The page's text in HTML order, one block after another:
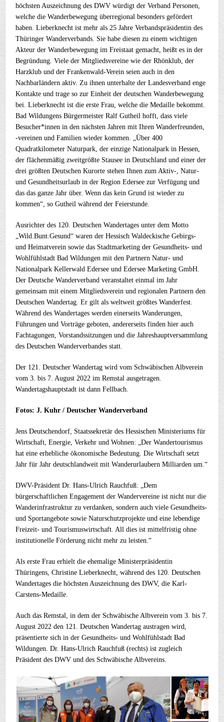
höchsten Auszeichnung des DWV würdigt der Verband Personen,
welche die Wanderbewegung überregional besonders gefördert
haben. Lieberknecht ist mehr als 25 Jahre Verbandspräsidentin des
Thüringer Wanderverbands. Sie habe diesen zu einem wichtigen
Akteur der Wanderbewegung im Freistaat gemacht, heißt es in der
Begründung. Viele der Mitgliedsvereine wie der Rhönklub, der
Harzklub und der Frankenwald-Verein seien auch in den
Nachbarländern aktiv. Zu ihnen unterhalte der Landesverband enge
Kontakte und trage so zur Einheit der deutschen Wanderbewegung
bei. Lieberknecht ist die erste Frau, welche die Medaille bekommt.
Bad Wildungens Bürgermeister Ralf Gutheil hofft, dass viele
Besucher*innen in den nächsten Jahren mit Ihren Wanderfreunden,
-vereinen und Familien wieder kommen. „Über 400
Quadratkilometer Naturpark, der einzige Nationalpark in Hessen,
der flächenmäßig zweitgrößte Stausee in Deutschland und einer der
drei größten Deutschen Kurorte stehen Ihnen zum Aktiv-, Natur-
und Gesundheitsurlaub in der Region Edersee zur Verfügung und
das das ganze Jahr über. Wenn das kein Grund ist wieder zu
kommen“, so Gutheil während der Feierstunde.
Ausrichter des 120. Deutschen Wandertages unter dem Motto
„Wild.Bunt.Gesund“ waren der Hessisch Waldeckische Gebirgs-
und Heimatverein sowie das Stadtmarketing der Gesundheits- und
Wohlfühlstadt Bad Wildungen mit den Partnern Natur- und
Nationalpark Kellerwald Edersee und Edersee Marketing GmbH.
Der Deutsche Wanderverband veranstaltet einmal im Jahr
gemeinsam mit einem Mitgliedsverein und regionalen Partnern den
Deutschen Wandertag. Er gilt als weltweit größtes Wanderfest.
Während des Wandertages werden einerseits Wanderungen,
Führungen und Vorträge geboten, andererseits finden hier auch
Fachtagungen, Vorstandssitzungen und die Jahreshauptversammlung
des Deutschen Wanderverbandes statt.
Der 121. Deutscher Wandertag wird vom Schwäbischen Albverein
vom 3. bis 7. August 2022 im Remstal ausgetragen.
Wandertagshauptstadt ist dann Fellbach.
Fotos: J. Kuhr / Deutscher Wanderverband
Jens Deutschendorf, Staatssekretär des Hessischen Ministeriums für
Wirtschaft, Energie, Verkehr und Wohnen: „Der Wandertourismus
hat eine erhebliche ökonomische Bedeutung. Die Wirtschaft setzt
Jahr für Jahr deutschlandweit mit Wanderurlaubern Milliarden um.“
DWV-Präsident Dr. Hans-Ulrich Rauchfuß: „Dem
bürgerschaftlichen Engagement der Wandervereine ist nicht nur die
Wanderinfrastruktur zu verdanken, sondern auch viele Gesundheits-
und Sportangebote sowie Naturschutzprojekte und eine lebendige
Freizeit- und Tourismuswirtschaft. All dies ist mittelfristig ohne
institutionelle Förderung nicht mehr zu leisten.“
Als erste Frau erhielt die ehemalige Ministerpräsidentin
Thüringens, Christine Lieberknecht, während des 120. Deutschen
Wandertages die höchsten Auszeichnung des DWV, die Karl-
Carstens-Medaille.
Auch das Remstal, in dem der Schwäbische Albverein vom 3. bis 7.
August 2022 den 121. Deutschen Wandertag austragen wird,
präsentierte sich in der Gesundheits- und Wohlfühlstadt Bad
Wildungen. Dr. Hans-Ulrich Rauchfuß (rechts) ist zugleich
Präsident des DWV und des Schwäbische Albvereins.